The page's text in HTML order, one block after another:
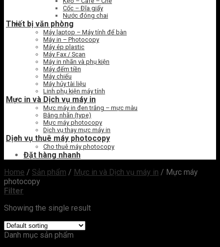
Cốc – Đĩa giấy
Nước đóng chai
Thiết bị văn phòng
Máy laptop – Máy tính để bàn
Máy in – Photocopy
Máy ép plastic
Máy Fax / Scan
Máy in nhãn và phụ kiện
Máy đếm tiền
Máy chiếu
Máy hủy tài liệu
Linh phụ kiện máy tính
Mực in và Dịch vụ máy in
Mực máy in đen trắng – mực màu
Băng nhãn (type)
Mực máy photocopy
Dịch vụ thay mực máy in
Dịch vụ thuê máy photocopy
Cho thuê máy photocopy
Đặt hàng nhanh
Home / Sản phẩm / Mực in và Dịch vụ máy in / Mực máy
photocopy
Filter
Showing the single result
Danh mục sản phẩm